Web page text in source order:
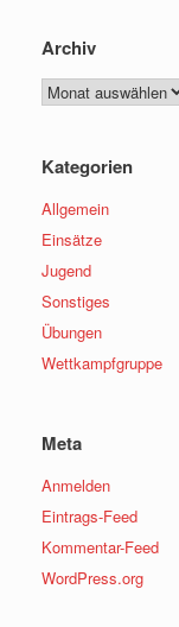
Archiv
Archiv
Kategorien
Allgemein
Einsätze
Jugend
Sonstiges
Übungen
Wettkampfgruppe
Meta
Anmelden
Eintrags-Feed
Kommentar-Feed
WordPress.org